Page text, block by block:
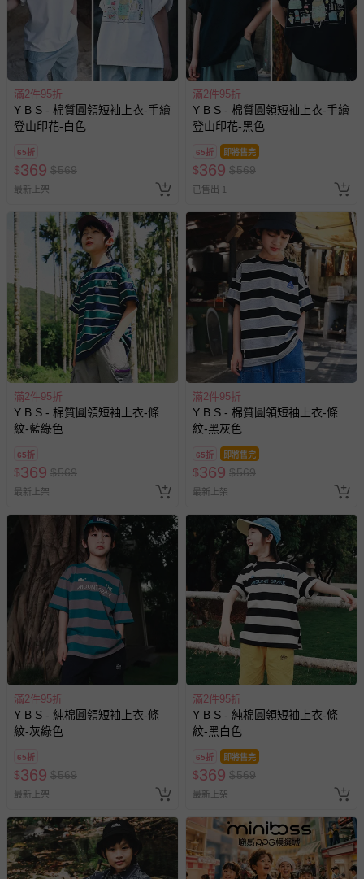
滿2件95折
Y B S - 棉質圓領短袖上衣-手繪
登山印花-白色
65折
$369 $569
最新上架
滿2件95折
Y B S - 棉質圓領短袖上衣-手繪
登山印花-黑色
65折 即將售完
$369 $569
已售出 1
滿2件95折
Y B S - 棉質圓領短袖上衣-條
紋-藍綠色
65折
$369 $569
最新上架
滿2件95折
Y B S - 棉質圓領短袖上衣-條
紋-黑灰色
65折 即將售完
$369 $569
最新上架
滿2件95折
Y B S - 純棉圓領短袖上衣-條
紋-灰綠色
65折
$369 $569
最新上架
滿2件95折
Y B S - 純棉圓領短袖上衣-條
紋-黑白色
65折 即將售完
$369 $569
最新上架